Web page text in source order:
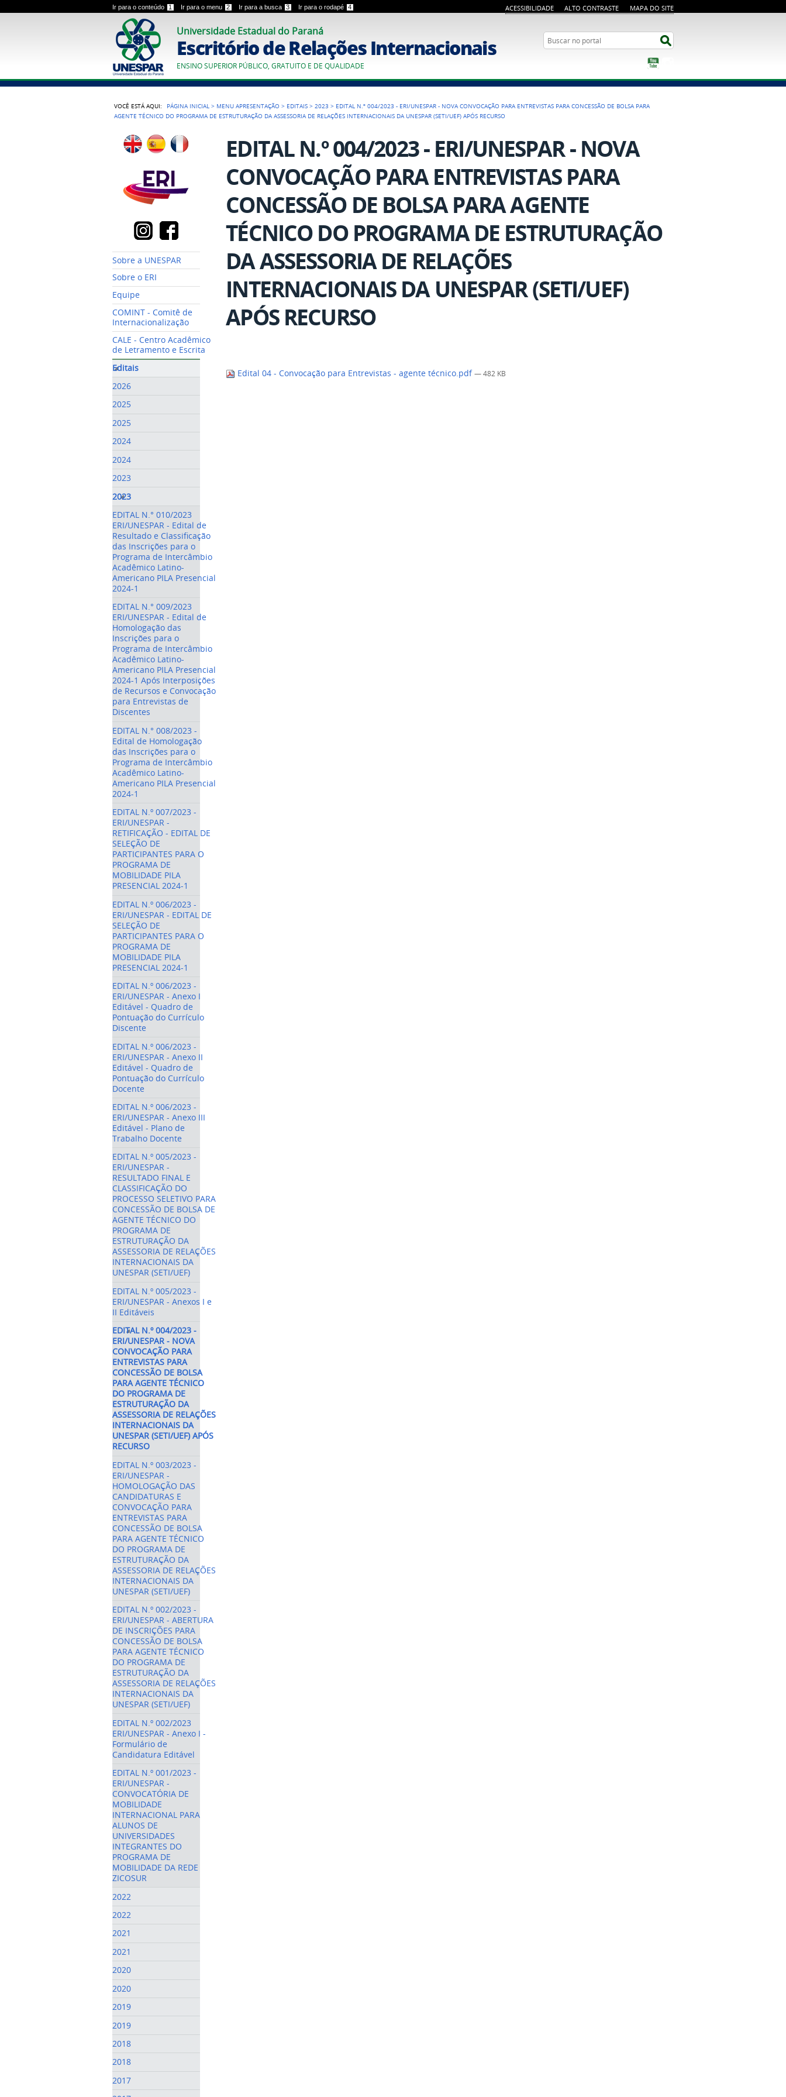
Ir para o conteúdo 1 Ir para o menu 2 Ir para a busca 3 Ir para o rodapé 4 ACESSIBILIDADE ALTO CONTRASTE MAPA DO SITE
Universidade Estadual do Paraná
Escritório de Relações Internacionais
ENSINO SUPERIOR PÚBLICO, GRATUITO E DE QUALIDADE
Busca
VOCÊ ESTÁ AQUI: PÁGINA INICIAL > MENU APRESENTAÇÃO > EDITAIS >2023 > EDITAL N.º 004/2023 - ERI/UNESPAR - NOVA CONVOCAÇÃO PARA ENTREVISTAS PARA CONCESSÃO DE BOLSA PARA
AGENTE TÉCNICO DO PROGRAMA DE ESTRUTURAÇÃO DA ASSESSORIA DE RELAÇÕES INTERNACIONAIS DA UNESPAR (SETI/UEF) APÓS RECURSO
Sobre a UNESPAR
Sobre o ERI
Equipe
COMINT - Comitê de
Internacionalização
CALE - Centro Acadêmico
de Letramento e Escrita
Editais
2026
2025
2025
2024
2024
2023
2023
EDITAL N.° 010/2023
ERI/UNESPAR - Edital de
Resultado e Classificação
das Inscrições para o
Programa de Intercâmbio
Acadêmico Latino-
Americano PILA Presencial
2024-1
EDITAL N.° 009/2023
ERI/UNESPAR - Edital de
Homologação das
Inscrições para o
Programa de Intercâmbio
Acadêmico Latino-
Americano PILA Presencial
2024-1 Após Interposições
de Recursos e Convocação
para Entrevistas de
Discentes
EDITAL N.° 008/2023 -
Edital de Homologação
das Inscrições para o
Programa de Intercâmbio
Acadêmico Latino-
Americano PILA Presencial
2024-1
EDITAL N.º 007/2023 -
ERI/UNESPAR -
RETIFICAÇÃO - EDITAL DE
SELEÇÃO DE
PARTICIPANTES PARA O
PROGRAMA DE
MOBILIDADE PILA
PRESENCIAL 2024-1
EDITAL N.º 006/2023 -
ERI/UNESPAR - EDITAL DE
SELEÇÃO DE
PARTICIPANTES PARA O
PROGRAMA DE
MOBILIDADE PILA
PRESENCIAL 2024-1
EDITAL N.º 006/2023 -
ERI/UNESPAR - Anexo I
Editável - Quadro de
Pontuação do Currículo
Discente
EDITAL N.º 006/2023 -
ERI/UNESPAR - Anexo II
Editável - Quadro de
Pontuação do Currículo
Docente
EDITAL N.º 006/2023 -
ERI/UNESPAR - Anexo III
Editável - Plano de
Trabalho Docente
EDITAL N.º 005/2023 -
ERI/UNESPAR -
RESULTADO FINAL E
CLASSIFICAÇÃO DO
PROCESSO SELETIVO PARA
CONCESSÃO DE BOLSA DE
AGENTE TÉCNICO DO
PROGRAMA DE
ESTRUTURAÇÃO DA
ASSESSORIA DE RELAÇÕES
INTERNACIONAIS DA
UNESPAR (SETI/UEF)
EDITAL N.º 005/2023 -
ERI/UNESPAR - Anexos I e
II Editáveis
EDITAL N.º 004/2023 -
ERI/UNESPAR - NOVA
CONVOCAÇÃO PARA
ENTREVISTAS PARA
CONCESSÃO DE BOLSA
PARA AGENTE TÉCNICO
DO PROGRAMA DE
ESTRUTURAÇÃO DA
ASSESSORIA DE RELAÇÕES
INTERNACIONAIS DA
UNESPAR (SETI/UEF) APÓS
RECURSO
EDITAL N.º 003/2023 -
ERI/UNESPAR -
HOMOLOGAÇÃO DAS
CANDIDATURAS E
CONVOCAÇÃO PARA
ENTREVISTAS PARA
CONCESSÃO DE BOLSA
PARA AGENTE TÉCNICO
DO PROGRAMA DE
ESTRUTURAÇÃO DA
ASSESSORIA DE RELAÇÕES
INTERNACIONAIS DA
UNESPAR (SETI/UEF)
EDITAL N.º 002/2023 -
ERI/UNESPAR - ABERTURA
DE INSCRIÇÕES PARA
CONCESSÃO DE BOLSA
PARA AGENTE TÉCNICO
DO PROGRAMA DE
ESTRUTURAÇÃO DA
ASSESSORIA DE RELAÇÕES
INTERNACIONAIS DA
UNESPAR (SETI/UEF)
EDITAL N.º 002/2023
ERI/UNESPAR - Anexo I -
Formulário de
Candidatura Editável
EDITAL N.º 001/2023 -
ERI/UNESPAR -
CONVOCATÓRIA DE
MOBILIDADE
INTERNACIONAL PARA
ALUNOS DE
UNIVERSIDADES
INTEGRANTES DO
PROGRAMA DE
MOBILIDADE DA REDE
ZICOSUR
2022
2022
2021
2021
2020
2020
2019
2019
2018
2018
2017
EDITAL N.º 004/2023 - ERI/UNESPAR - NOVA
CONVOCAÇÃO PARA ENTREVISTAS PARA
CONCESSÃO DE BOLSA PARA AGENTE
TÉCNICO DO PROGRAMA DE ESTRUTURAÇÃO
DA ASSESSORIA DE RELAÇÕES
INTERNACIONAIS DA UNESPAR (SETI/UEF)
APÓS RECURSO
Edital 04 - Convocação para Entrevistas - agente técnico.pdf— 482 KB